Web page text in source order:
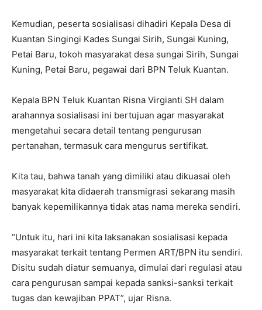
Kemudian, peserta sosialisasi dihadiri Kepala Desa di
Kuantan Singingi Kades Sungai Sirih, Sungai Kuning,
Petai Baru, tokoh masyarakat desa sungai Sirih, Sungai
Kuning, Petai Baru, pegawai dari BPN Teluk Kuantan.
Kepala BPN Teluk Kuantan Risna Virgianti SH dalam
arahannya sosialisasi ini bertujuan agar masyarakat
mengetahui secara detail tentang pengurusan
pertanahan, termasuk cara mengurus sertifikat.
Kita tau, bahwa tanah yang dimiliki atau dikuasai oleh
masyarakat kita didaerah transmigrasi sekarang masih
banyak kepemilikannya tidak atas nama mereka sendiri.
“Untuk itu, hari ini kita laksanakan sosialisasi kepada
masyarakat terkait tentang Permen ART/BPN itu sendiri.
Disitu sudah diatur semuanya, dimulai dari regulasi atau
cara pengurusan sampai kepada sanksi-sanksi terkait
tugas dan kewajiban PPAT”, ujar Risna.